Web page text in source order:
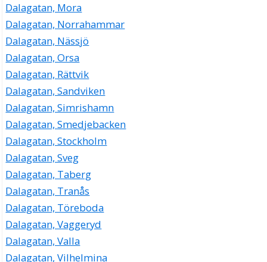
Dalagatan, Mora
Dalagatan, Norrahammar
Dalagatan, Nässjö
Dalagatan, Orsa
Dalagatan, Rättvik
Dalagatan, Sandviken
Dalagatan, Simrishamn
Dalagatan, Smedjebacken
Dalagatan, Stockholm
Dalagatan, Sveg
Dalagatan, Taberg
Dalagatan, Tranås
Dalagatan, Töreboda
Dalagatan, Vaggeryd
Dalagatan, Valla
Dalagatan, Vilhelmina